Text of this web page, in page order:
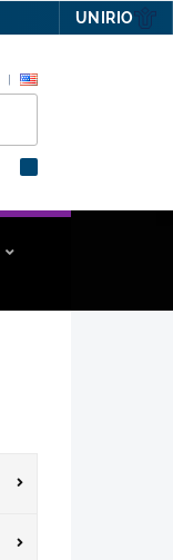
UNIRIO